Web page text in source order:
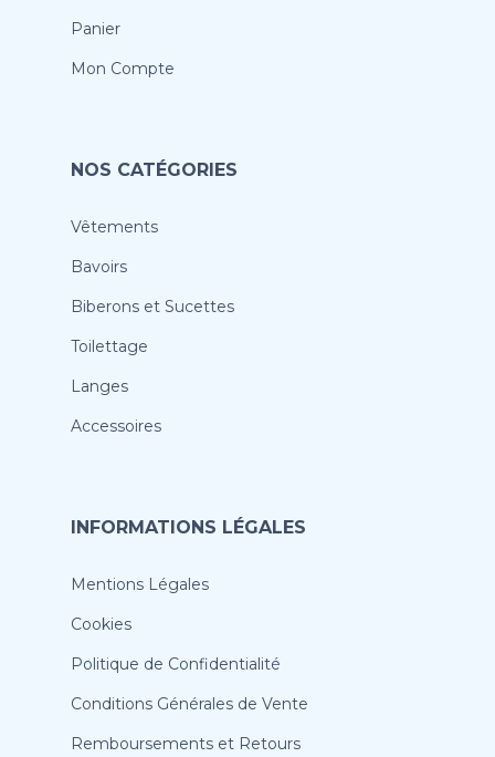
Panier
Mon Compte
NOS CATÉGORIES
Vêtements
Bavoirs
Biberons et Sucettes
Toilettage
Langes
Accessoires
INFORMATIONS LÉGALES
Mentions Légales
Cookies
Politique de Confidentialité
Conditions Générales de Vente
Remboursements et Retours